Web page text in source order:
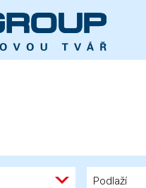
Podlaží